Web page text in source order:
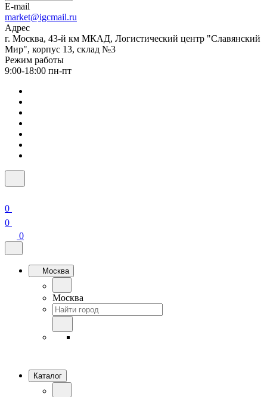
E-mail
market@igcmail.ru
Адрес
г. Москва, 43-й км МКАД, Логистический центр "Славянский
Мир", корпус 13, склад №3
Режим работы
9:00-18:00 пн-пт
0
0
0
Москва
Москва
Каталог